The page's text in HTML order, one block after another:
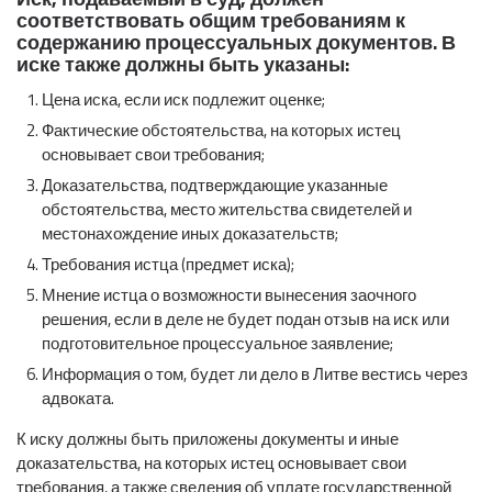
соответствовать общим требованиям к
содержанию процессуальных документов. В
иске также должны быть указаны:
Цена иска, если иск подлежит оценке;
Фактические обстоятельства, на которых истец
основывает свои требования;
Доказательства, подтверждающие указанные
обстоятельства, место жительства свидетелей и
местонахождение иных доказательств;
Требования истца (предмет иска);
Мнение истца о возможности вынесения заочного
решения, если в деле не будет подан отзыв на иск или
подготовительное процессуальное заявление;
Информация о том, будет ли дело в Литве вестись через
адвоката.
К иску должны быть приложены документы и иные
доказательства, на которых истец основывает свои